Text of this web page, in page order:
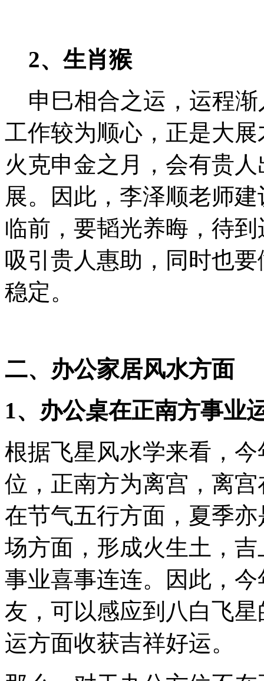
2、生肖猴
申巳相合之运，运程渐
工作较为顺心，正是大
火克申金之月，会有贵
展。因此，李泽顺老师
临前，要韬光养晦，待
吸引贵人惠助，同时也
稳定。
二、办公家居风水方面
1、办公桌在正南方事业
根据飞星风水学来看，
位，正南方为离宫，离
在节气五行方面，夏季
场方面，形成火生土，
事业喜事连连。因此，
友，可以感应到八白飞
运方面收获吉祥好运。